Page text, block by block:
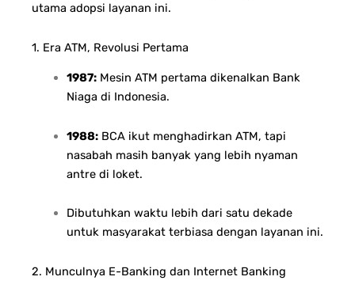
utama adopsi layanan ini.
1. Era ATM, Revolusi Pertama
1987:Mesin ATM pertama dikenalkan Bank
Niaga di Indonesia.
1988:BCA ikut menghadirkan ATM, tapi
nasabah masih banyak yang lebih nyaman
antre di loket.
Dibutuhkan waktu lebih dari satu dekade
untuk masyarakat terbiasa dengan layanan ini.
2. Munculnya E-Banking dan Internet Banking